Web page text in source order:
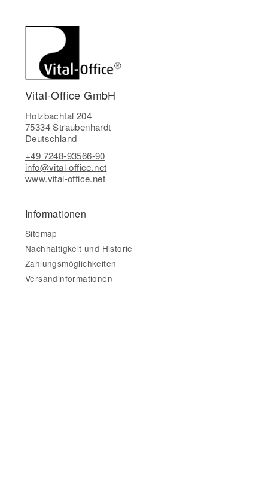
Vital-Office GmbH
Holzbachtal 204
75334 Straubenhardt
Deutschland
+49 7248-93566-90
info@vital-office.net
www.vital-office.net
Informationen
Sitemap
Nachhaltigkeit und Historie
Zahlungsmöglichkeiten
Versandinformationen